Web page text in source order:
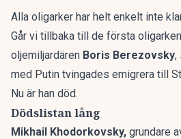
Alla oligarker har helt enkelt inte
Går vi tillbaka till de första
oljemiljardären Boris Berezovsky,
med Putin tvingades emigrera till
Nu är han död.
Dödslistan lång
Mikhail Khodorkovsky, grundare